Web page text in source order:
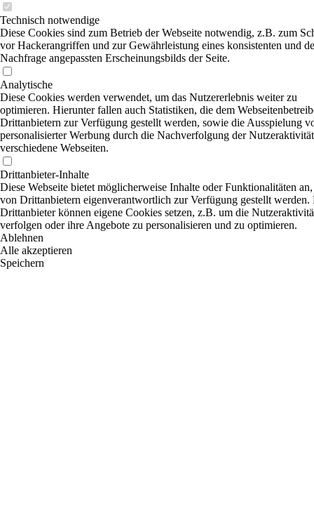
Technisch notwendige
Diese Cookies sind zum Betrieb der Webseite notwendig, z.B. zum
vor Hackerangriffen und zur Gewährleistung eines konsistenten und
Nachfrage angepassten Erscheinungsbilds der Seite.
Analytische
Diese Cookies werden verwendet, um das Nutzererlebnis weiter zu
optimieren. Hierunter fallen auch Statistiken, die dem
Drittanbietern zur Verfügung gestellt werden, sowie die Ausspielung
personalisierter Werbung durch die Nachverfolgung der
verschiedene Webseiten.
Drittanbieter-Inhalte
Diese Webseite bietet möglicherweise Inhalte oder Funktionalitäten
von Drittanbietern eigenverantwortlich zur Verfügung gestellt werden.
Drittanbieter können eigene Cookies setzen, z.B. um die
verfolgen oder ihre Angebote zu personalisieren und zu optimieren.
Ablehnen
Alle akzeptieren
Speichern